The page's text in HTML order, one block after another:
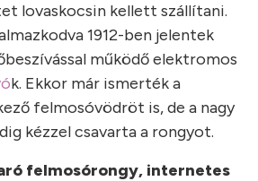
lovaskocsin kellett szállítani.
1912-ben jelentek
működő elektromos
k. Ekkor már ismerték a
felmosóvödröt is, de a nagy
kézzel csavarta a rongyot.
felmosórongy, internetes